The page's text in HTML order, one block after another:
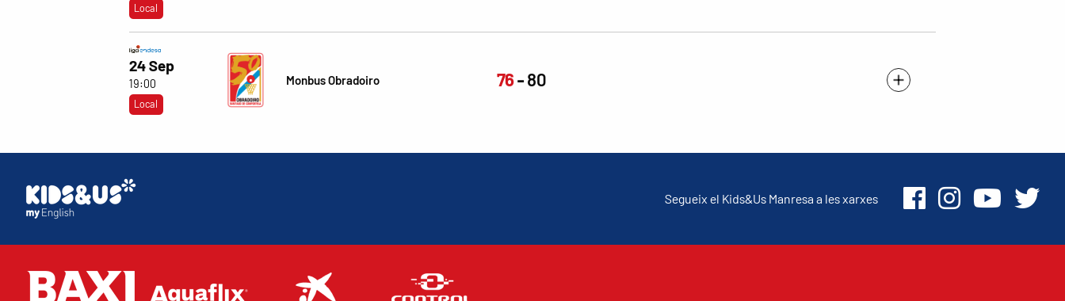
Local
24 Sep
19:00
Local
Monbus Obradoiro 76 80
Segueix el Kids&Us Manresa a les xarxes